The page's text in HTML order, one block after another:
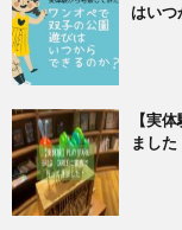
はいつ
【実
ました